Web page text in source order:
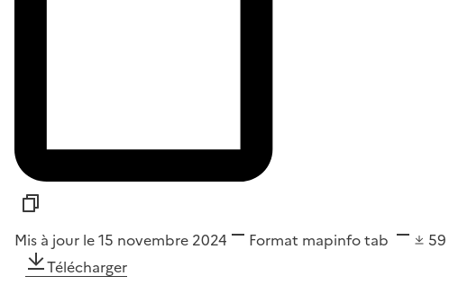
Mis à jour le 15 novembre 2024 Format mapinfo tab 59
Télécharger